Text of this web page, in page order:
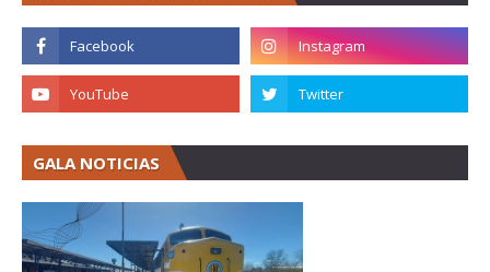
GALA NOTICIAS